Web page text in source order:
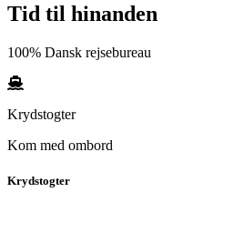
Tid til hinanden
100% Dansk rejsebureau
Krydstogter
Kom med ombord
Krydstogter